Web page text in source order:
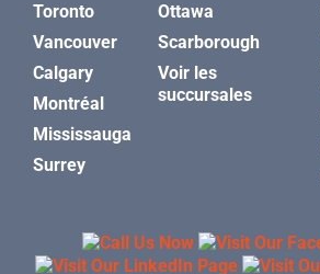
Toronto
Vancouver
Calgary
Montréal
Mississauga
Surrey
Ottawa
Scarborough
Voir les
succursales